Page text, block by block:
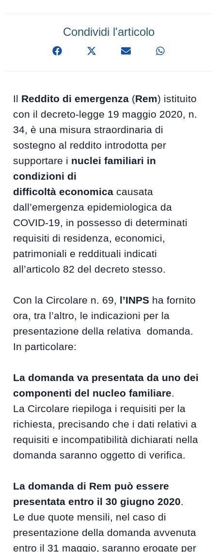
Condividi l'articolo
Il Reddito di emergenza (Rem) istituito
con il decreto-legge 19 maggio 2020, n.
34, è una misura straordinaria di
sostegno al reddito introdotta per
supportare i nuclei familiari in
condizioni di
difficoltà economica causata
dall’emergenza epidemiologica da
COVID-19, in possesso di determinati
requisiti di residenza, economici,
patrimoniali e reddituali indicati
all’articolo 82 del decreto stesso.
Con la Circolare n. 69, l’INPS ha fornito
ora, tra l’altro, le indicazioni per la
presentazione della relativa domanda.
In particolare:
La domanda va presentata da uno dei
componenti del nucleo familiare.
La Circolare riepiloga i requisiti per la
richiesta, precisando che i dati relativi a
requisiti e incompatibilità dichiarati nella
domanda saranno oggetto di verifica.
La domanda di Rem può essere
presentata entro il 30 giugno 2020.
Le due quote mensili, nel caso di
presentazione della domanda avvenuta
entro il 31 maggio, saranno erogate per